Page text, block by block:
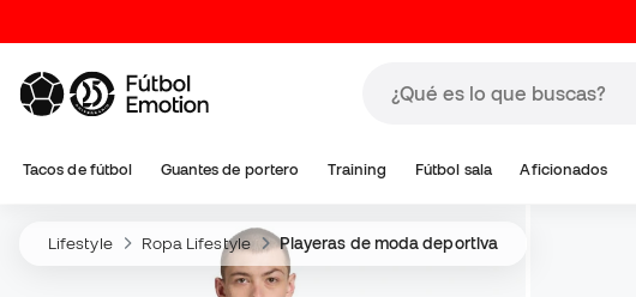
Tacos de fútbol Guantes de portero Training Fútbol sala Aficionados
Lifestyle Ropa Lifestyle Playeras de moda deportiva